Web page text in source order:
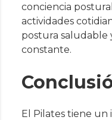
conciencia
actividades
postura saludable
constante.
El Pilates tiene un